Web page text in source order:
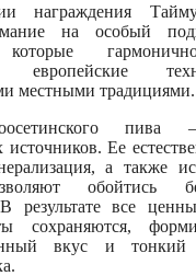
награждения
на особый
которые
европейские
местными традициями.
Ее
а также
обойтись
результате все
сохраняются,
вкус и тонкий